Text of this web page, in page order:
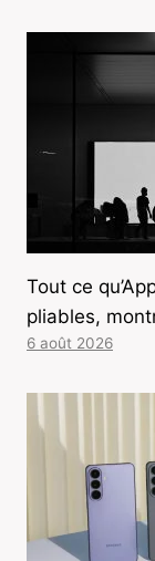
Tout ce
pliables,
6 août 2026